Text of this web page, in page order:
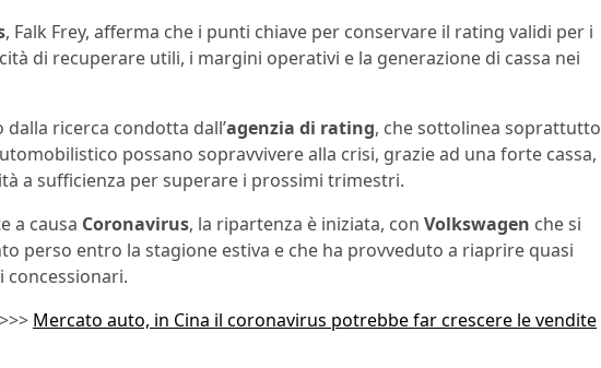
, Falk Frey, afferma che i punti chiave per conservare il rating validi per i
di recuperare utili, i margini operativi e la generazione di cassa nei
ricerca condotta dall’agenzia di rating, che sottolinea soprattutto
possano sopravvivere alla crisi, grazie ad una forte cassa,
a sufficienza per superare i prossimi trimestri.
a causa Coronavirus, la ripartenza è iniziata, con Volkswagen che si
perso entro la stagione estiva e che ha provveduto a riaprire quasi
concessionari.
Mercato auto, in Cina il coronavirus potrebbe far crescere le vendite